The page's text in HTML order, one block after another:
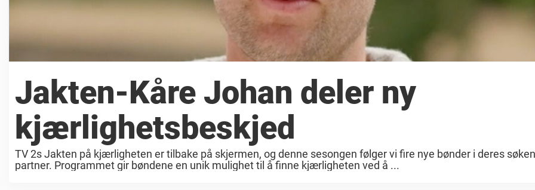
Jakten-Kåre Johan deler ny
kjærlighetsbeskjed
TV 2s Jakten på kjærligheten er tilbake på skjermen, og denne sesongen følger vi fire nye bønder i deres
partner. Programmet gir bøndene en unik mulighet til å finne kjærligheten ved å ...